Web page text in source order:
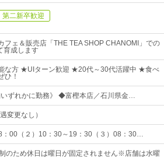
第二新卒歓迎
ェ＆販売店「THE TEA SHOP CHANOMI」での
育成します
な方 ★UIターン歓迎 ★20代～30代活躍中 ★食べ
ひ！
ずれかに勤務》 ◆富樫本店／石川県金…
変更なし）
00（２）10：30～19：30（３）08：30…
ため休日は曜日が固定されません※店舗は水曜